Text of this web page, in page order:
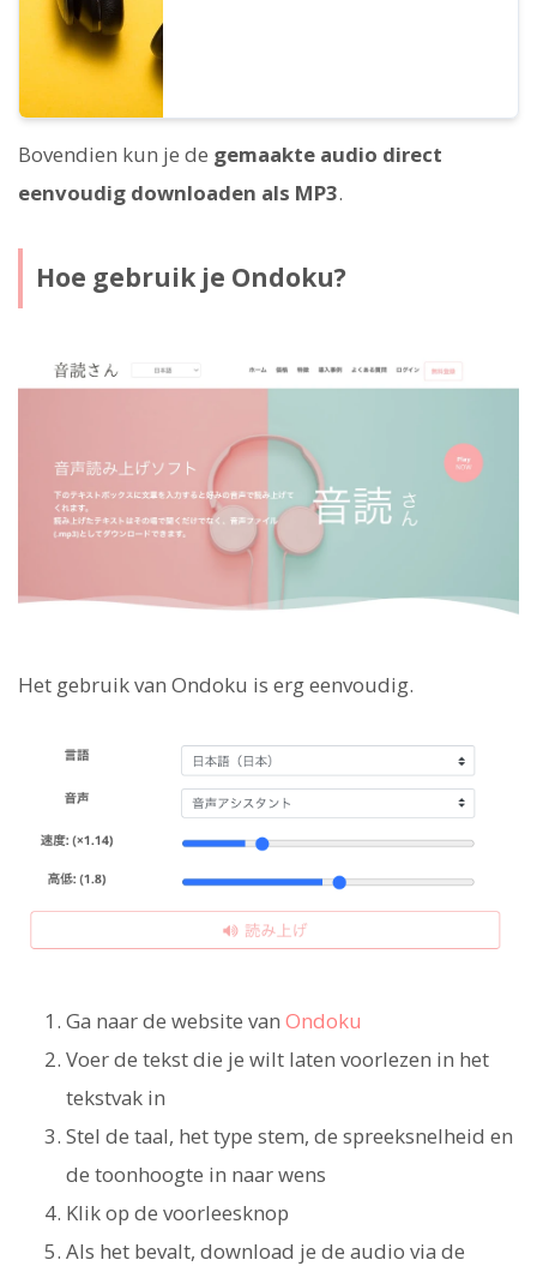
Bovendien kun je de gemaakte audio direct
eenvoudig downloaden als MP3.
Hoe gebruik je Ondoku?
Het gebruik van Ondoku is erg eenvoudig.
Ga naar de website van Ondoku
Voer de tekst die je wilt laten voorlezen in het
tekstvak in
Stel de taal, het type stem, de spreeksnelheid en
de toonhoogte in naar wens
Klik op de voorleesknop
Als het bevalt, download je de audio via de